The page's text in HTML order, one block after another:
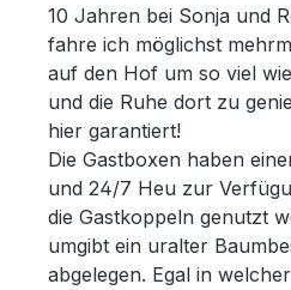
10 Jahren bei Sonja und
fahre ich möglichst
auf den Hof um so viel
und die Ruhe dort zu
hier garantiert!
Die Gastboxen haben
und 24/7 Heu zur
die Gastkoppeln genutzt
umgibt ein uralter
abgelegen. Egal in